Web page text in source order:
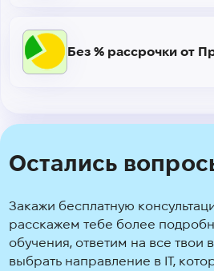
Без % рассрочки от
Остались
Закажи бесплатную
расскажем тебе более
обучения, ответим на все
выбрать направление в IT,